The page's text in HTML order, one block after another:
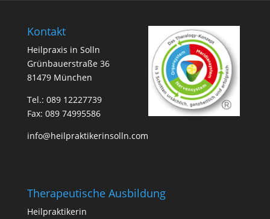
Kontakt
Heilpraxis in Solln
Grünbauerstraße 36
81479 München
Tel.: 089 12227739
Fax: 089 74995586
info@heilpraktikerinsolln.com
Therapeutische Ausbildung
Heilpraktikerin